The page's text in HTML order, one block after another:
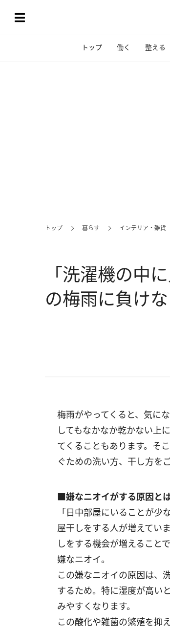
トップ 働く 整える
トップ 暮らす インテリア・雑貨
「洗濯機の中
の梅雨に負け
梅雨がやってくると、気に
してもなかなか乾かない上
てくることもあります。そ
ぐための洗い方、干し方を
■嫌なニオイがする原因と
「日中部屋にいることが
屋干しをする人が増えてい
しをする機会が増えること
嫌なニオイ。
この嫌なニオイの原因は、
するため。特に湿度が高い
みやすくなります。
この酸化や雑菌の繁殖を抑